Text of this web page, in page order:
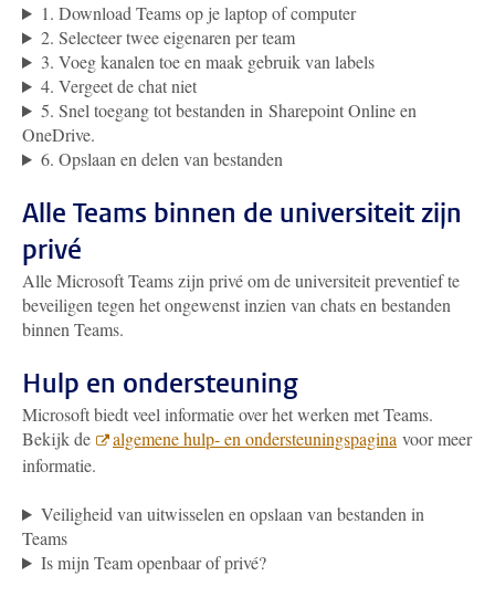
1. Download Teams op je laptop of computer
2. Selecteer twee eigenaren per team
3. Voeg kanalen toe en maak gebruik van labels
4. Vergeet de chat niet
5. Snel toegang tot bestanden in Sharepoint Online en
OneDrive.
6. Opslaan en delen van bestanden
Alle Teams binnen de universiteit zijn
privé
Alle Microsoft Teams zijn privé om de universiteit preventief te
beveiligen tegen het ongewenst inzien van chats en bestanden
binnen Teams.
Hulp en ondersteuning
Microsoft biedt veel informatie over het werken met Teams.
Bekijk de
algemene hulp- en ondersteuningspagina voor meer
informatie.
Veiligheid van uitwisselen en opslaan van bestanden in
Teams
Is mijn Team openbaar of privé?